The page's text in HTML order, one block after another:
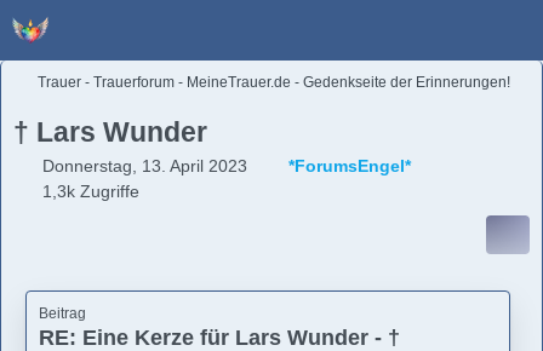
Trauer - Trauerforum - MeineTrauer.de - Gedenkseite der Erinnerungen!
† Lars Wunder
Donnerstag, 13. April 2023
*ForumsEngel*
1,3k Zugriffe
Beitrag
RE: Eine Kerze für Lars Wunder - †